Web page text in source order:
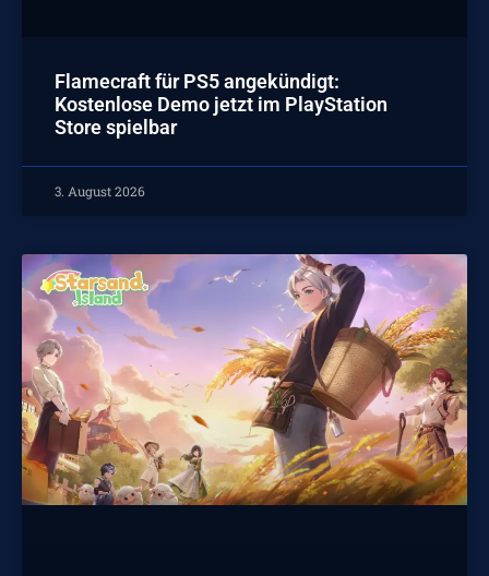
Flamecraft für PS5 angekündigt:
Kostenlose Demo jetzt im PlayStation
Store spielbar
3. August 2026